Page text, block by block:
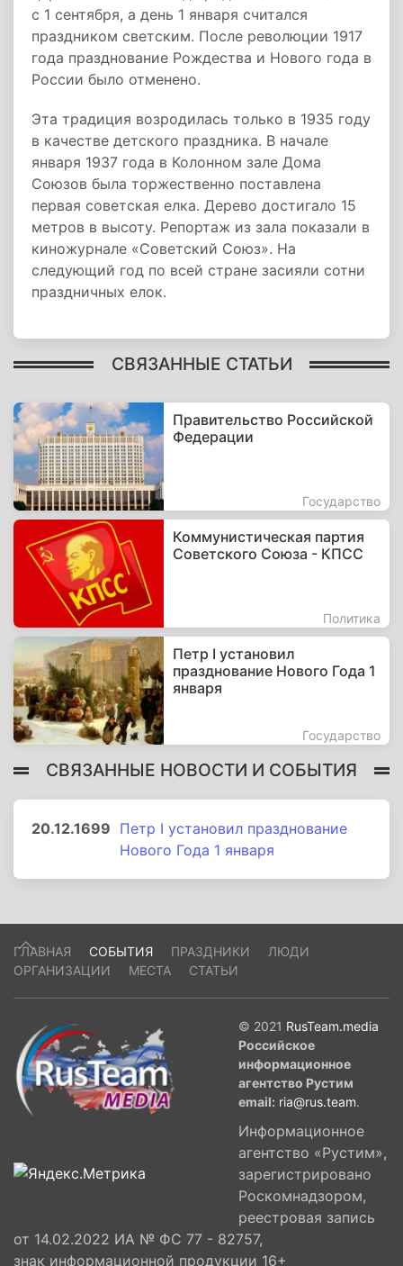
с 1 сентября, а день 1 января считался
праздником светским. После революции 1917
года празднование Рождества и Нового года в
России было отменено.
Эта традиция возродилась только в 1935 году
в качестве детского праздника. В начале
января 1937 года в Колонном зале Дома
Союзов была торжественно поставлена
первая советская елка. Дерево достигало 15
метров в высоту. Репортаж из зала показали в
киножурнале «Советский Союз». На
следующий год по всей стране засияли сотни
праздничных елок.
СВЯЗАННЫЕ СТАТЬИ
Правительство Российской
Федерации
Государство
Коммунистическая партия
Советского Союза - КПСС
Политика
Петр I установил
празднование Нового Года 1
января
Государство
СВЯЗАННЫЕ НОВОСТИ И СОБЫТИЯ
20.12.1699 Петр I установил празднование
Нового Года 1 января
ГЛАВНАЯ СОБЫТИЯ ПРАЗДНИКИ
ЛЮДИ
ОРГАНИЗАЦИИ
МЕСТА СТАТЬИ
© 2021 RusTeam.media
Российское
информационное
агентство Рустим
email: ria@rus.team.
Информационное
агентство «Рустим»,
зарегистрировано
Роскомнадзором,
реестровая запись
от 14.02.2022 ИА № ФС 77 - 82757,
знак информационной продукции 16+